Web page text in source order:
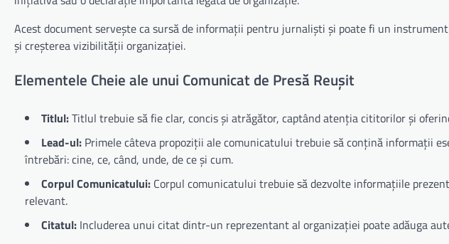
Acest document servește ca sursă de informații pentru jurnaliști și poate fi un
și creșterea vizibilității organizației.
Elementele Cheie ale unui Comunicat de Presă Reușit
Titlul:Titlul trebuie să fie clar, concis și atrăgător, captând atenția cititorilor și
Lead-ul: Primele câteva propoziții ale comunicatului trebuie să conțină informații
întrebări: cine, ce, când, unde, de ce și cum.
Corpul Comunicatului: Corpul comunicatului trebuie să dezvolte informațiile
relevant.
Citatul: Includerea unui citat dintr-un reprezentant al organizației poate adăuga